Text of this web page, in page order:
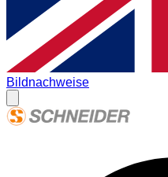
Bildnachweise